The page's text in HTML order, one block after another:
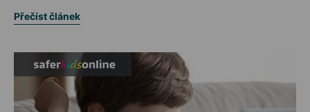
Přečíst článek